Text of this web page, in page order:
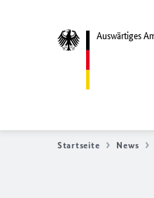
Auswärtiges
Startseite News